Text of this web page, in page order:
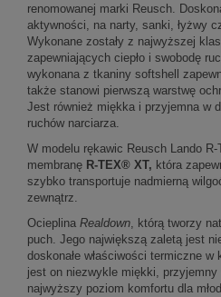
renomowanej marki Reusch.
aktywności, na narty, sanki, łyżwy
Wykonane zostały z najwyższej
zapewniających ciepło i swobodę
wykonana z tkaniny softshell
także stanowi pierwszą warstwę
Jest również miękka i przyjemna w
ruchów narciarza.
W modelu rękawic Reusch Lando
membranę R-TEX® XT, która
szybko transportuje nadmierną
zewnątrz.
Ocieplina Realdown, którą tworzy
puch. Jego największą zaletą jest
doskonałe właściwości termiczne
jest on niezwykle miękki, przyjemny
najwyższy poziom komfortu dla